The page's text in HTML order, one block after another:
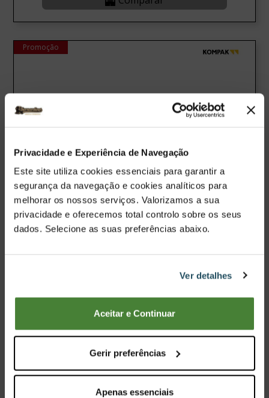
Privacidade e Experiência de Navegação
Este site utiliza cookies essenciais para garantir a
segurança da navegação e cookies analíticos para
melhorar os nossos serviços. Valorizamos a sua
privacidade e oferecemos total controlo sobre os seus
dados. Selecione as suas preferências abaixo.
Ver detalhes
Aceitar e Continuar
Gerir preferências
Apenas essenciais
Promoção
Comprar Agora
Ver Produto
Comparar